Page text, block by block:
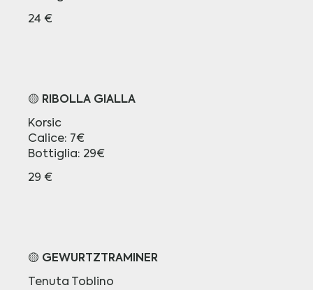
24 €
🟡 RIBOLLA GIALLA
Korsic
Calice: 7€
Bottiglia: 29€
29 €
🟡 GEWURTZTRAMINER
Tenuta Toblino